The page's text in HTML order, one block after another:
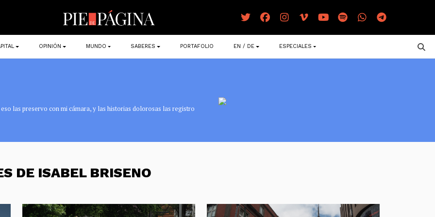
OPINIÓN MUNDO SABERES PORTAFOLIO EN / DE ESPECIALES
las preservo con mi cámara, y las historias dolorosas las registro
DE ISABEL BRISENO